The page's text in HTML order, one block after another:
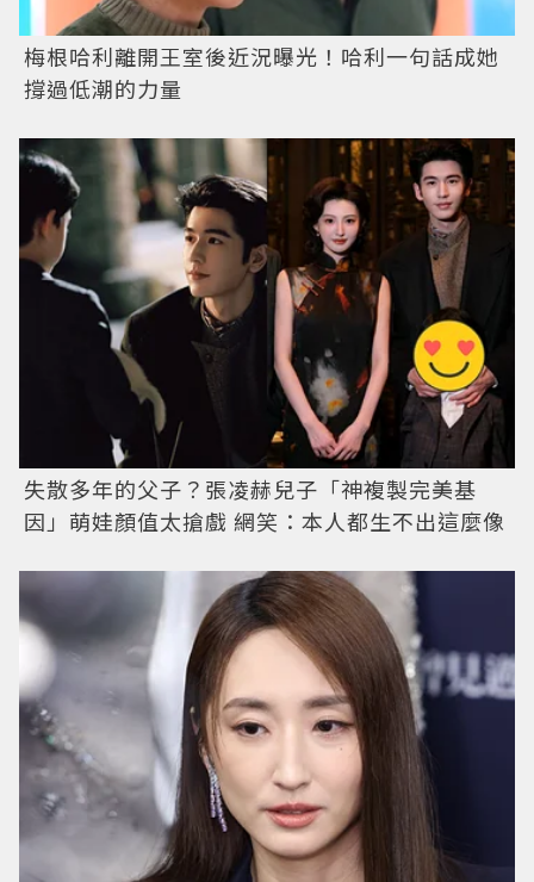
梅根哈利離開王室後近況曝光！哈利一句話成她
撐過低潮的力量
失散多年的父子？張凌赫兒子「神複製完美基
因」萌娃顏值太搶戲 網笑：本人都生不出這麼像